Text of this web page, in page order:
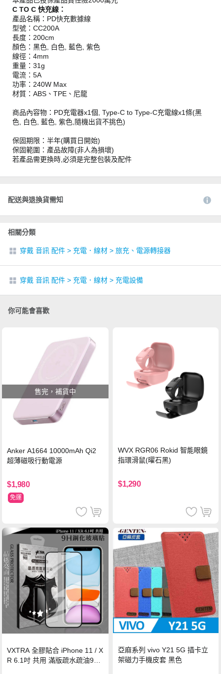
C TO C 快充線：
產品名稱：PD快充數據線
型號：CC200A
長度：200cm
顏色：黑色, 白色, 藍色, 紫色
線徑：4mm
重量：31g
電流：5A
功率：240W Max
材質：ABS、TPE、尼龍
商品內容物：PD充電器x1個, Type-C to Type-C充電線x1條(黑
色, 白色, 藍色, 紫色,隨機出貨不挑色)
保固期限：半年(購買日開始)
保固範圍：產品故障(非人為損壞)
若產品需更換時,必須是完整包裝及配件
配送與退換貨需知
相關分類
穿戴 音訊 配件 > 充電．線材 > 旅充、電源轉接器
穿戴 音訊 配件 > 充電．線材 > 充電設備
你可能會喜歡
售完，補貨中
Anker A1664 10000mAh Qi2
超薄磁吸行動電源
$1,980
免運
WVX RGR06 Rokid 智能眼鏡
指環滑鼠(曜石黑)
$1,290
VXTRA 全膠貼合 iPhone 11 / X
R 6.1吋 共用 滿版疏水疏油9H
亞麻系列 vivo Y21 5G 插卡立
架磁力手機皮套 黑色